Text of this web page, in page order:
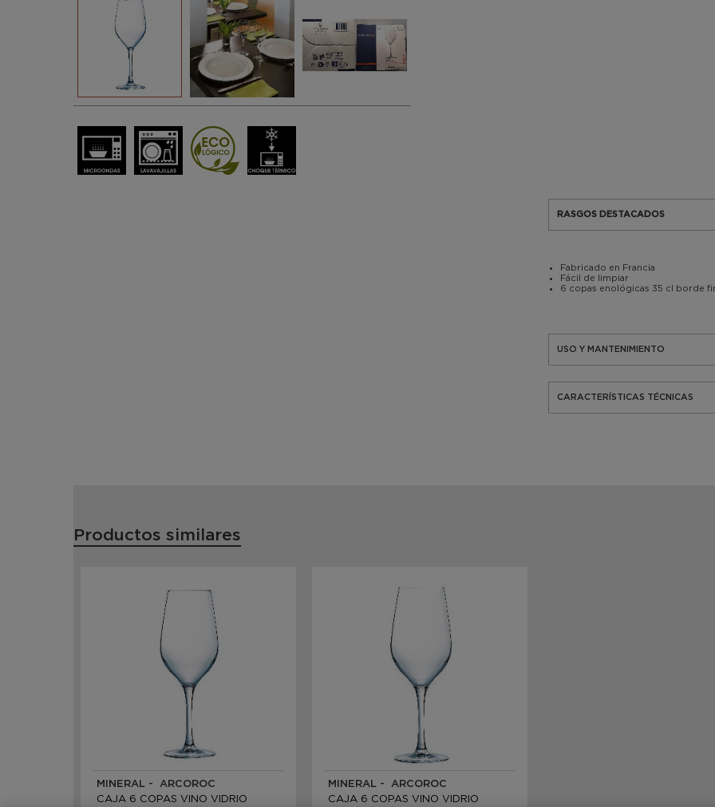
RASGOS DESTACADOS
Fabricado en Francia
Fácil de limpiar
6 copas enológicas 35 cl borde
USO Y MANTENIMIENTO
CARACTERÍSTICAS TÉCNICAS
Productos similares
MINERAL - ARCOROC
CAJA 6 COPAS VINO VIDRIO
MINERAL - ARCOROC
CAJA 6 COPAS VINO VIDRIO